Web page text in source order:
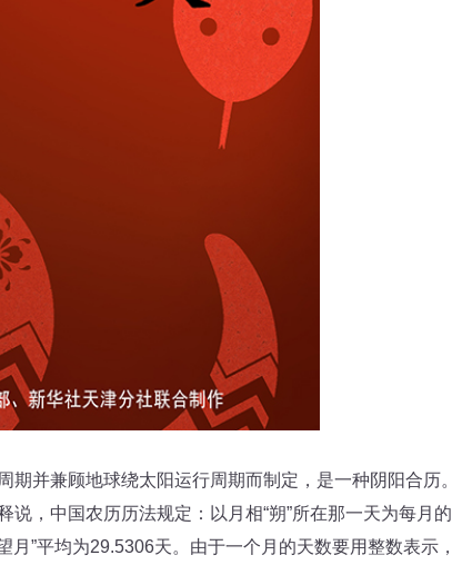
并兼顾地球绕太阳运行周期而制定，是一种阴阳合历。
，中国农历历法规定：以月相“朔”所在那一天为每月的
月”平均为29.5306天。由于一个月的天数要用整数表示，